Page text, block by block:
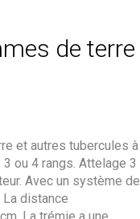
de terre
et autres tubercules à
ou 4 rangs. Attelage 3
Avec un système de
distance